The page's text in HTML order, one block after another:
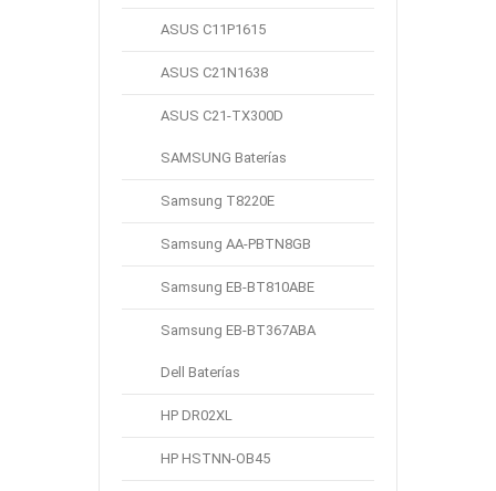
ASUS C11P1615
ASUS C21N1638
ASUS C21-TX300D
SAMSUNG Baterías
Samsung T8220E
Samsung AA-PBTN8GB
Samsung EB-BT810ABE
Samsung EB-BT367ABA
Dell Baterías
HP DR02XL
HP HSTNN-OB45
categoría:Batería de tablet PC
Capacidad: 8400mAh
Añadir A La Cesta
Nuevo
Batería Compatible Con
X230 SM-X236
categoría:Batería de tablet PC
Capacidad:6840mAh